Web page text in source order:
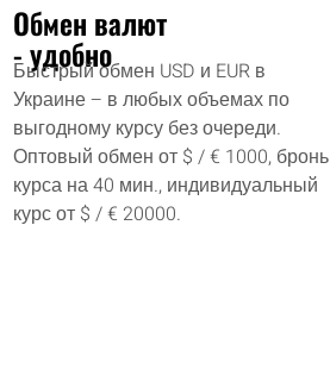
Обмен валют
- удобно
Быстрый обмен USD и EUR в
Украине – в любых объемах по
выгодному курсу без очереди.
Оптовый обмен от $ / € 1000, бронь
курса на 40 мин., индивидуальный
курс от $ / € 20000.